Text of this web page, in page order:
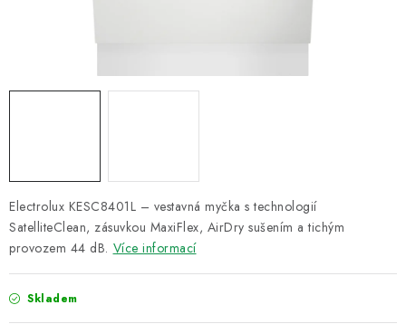
Montáže spotřebičů
O nás Kontakty
Electrolux KESC8401L – vestavná myčka s technologií
SatelliteClean, zásuvkou MaxiFlex, AirDry sušením a tichým
provozem 44 dB. Více informací
Skladem